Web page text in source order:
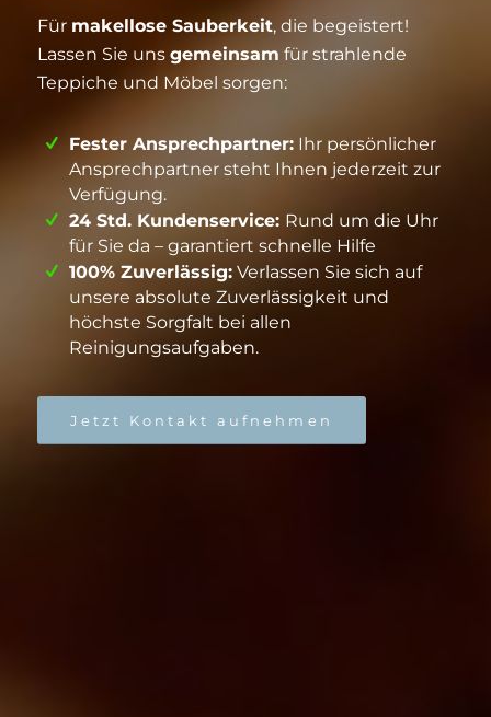
Für makellose Sauberkeit, die begeistert!
Lassen Sie uns gemeinsam für strahlende
Teppiche und Möbel sorgen:
Fester Ansprechpartner: Ihr persönlicher
Ansprechpartner steht Ihnen jederzeit zur
Verfügung.
24 Std. Kundenservice: Rund um die Uhr
für Sie da – garantiert schnelle Hilfe
100% Zuverlässig: Verlassen Sie sich auf
unsere absolute Zuverlässigkeit und
höchste Sorgfalt bei allen
Reinigungsaufgaben.
Jetzt Kontakt aufnehmen